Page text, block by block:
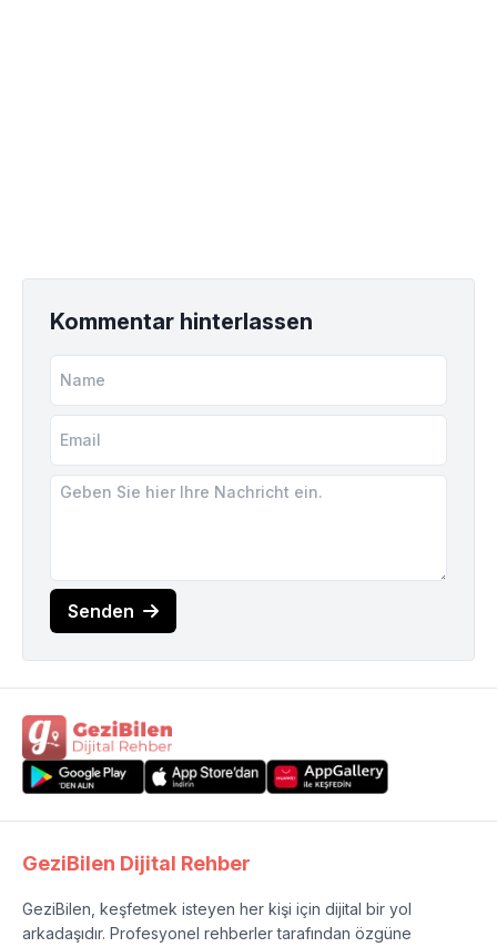
Kommentar hinterlassen
Senden
GeziBilen Dijital Rehber
GeziBilen, keşfetmek isteyen her kişi için dijital bir yol
arkadaşıdır. Profesyonel rehberler tarafından özgüne